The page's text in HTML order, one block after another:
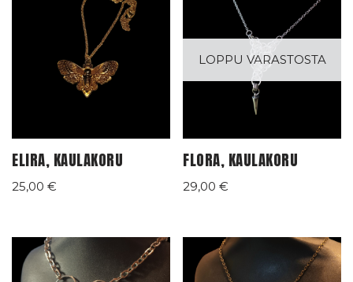
ELIRA, KAULAKORU
25,00 €
LOPPU VARASTOSTA
FLORA, KAULAKORU
29,00€